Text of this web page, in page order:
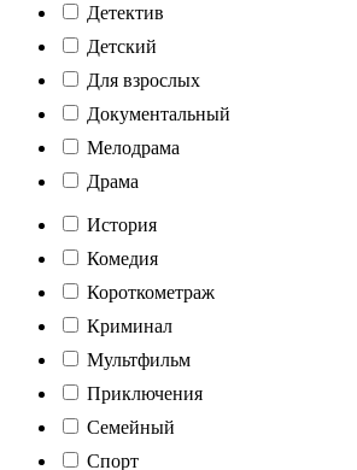
Детектив
Детский
Для взрослых
Документальный
Мелодрама
Драма
История
Комедия
Короткометраж
Криминал
Мультфильм
Приключения
Семейный
Спорт